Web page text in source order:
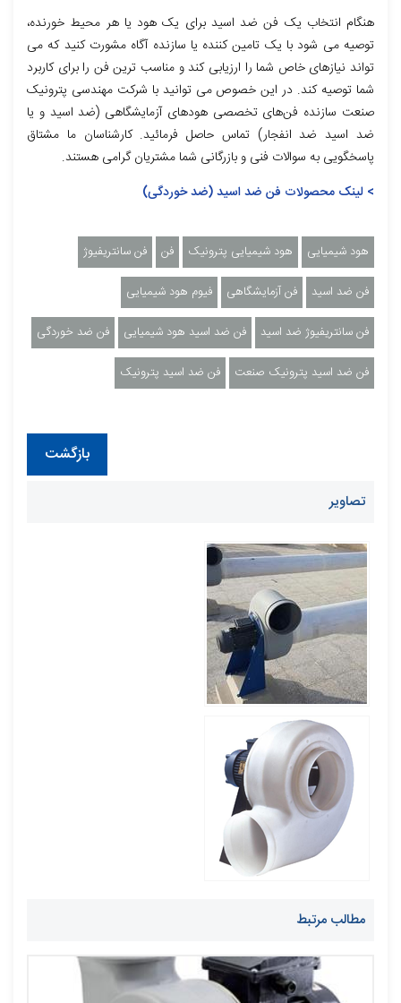
هنگام انتخاب یک فن ضد اسید برای یک هود یا هر محیط خورنده،
توصیه می شود با یک تامین کننده یا سازنده آگاه مشورت کنید که می
تواند نیازهای خاص شما را ارزیابی کند و مناسب ترین فن را برای کاربرد
شما توصیه کند. در این خصوص می توانید با شرکت مهندسی پترونیک
صنعت سازنده فن‌های تخصصی هودهای آزمایشگاهی (ضد اسید و یا
ضد اسید ضد انفجار) تماس حاصل فرمائید. کارشناسان ما مشتاق
پاسخگویی به سوالات فنی و بازرگانی شما مشتریان گرامی هستند.
> لینک محصولات فن ضد اسید (ضد خوردگی)
هود شیمیایی هود شیمیایی پترونیک فن فن سانتریفیوژ
فن ضد اسید فن آزمایشگاهی فیوم هود شیمیایی
فن سانتریفیوژ ضد اسید فن ضد اسید هود شیمیایی فن ضد خوردگی
فن ضد اسید پترونیک صنعت فن ضد اسید پترونیک
بازگشت
تصاویر
مطالب مرتبط